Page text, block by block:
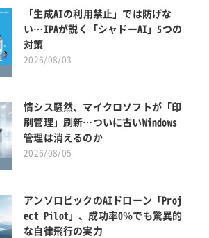
「生成AIの利用禁止」では防げな
い…IPAが説く「シャドーAI」5つの
対策
2026/08/03
情シス騒然、マイクロソフトが「印
刷管理」刷新…ついに古いWindows
管理は消えるのか
2026/08/05
アンソロピックのAIドローン「Proj
ect Pilot」、成功率0％でも驚異的
な自律飛行の実力